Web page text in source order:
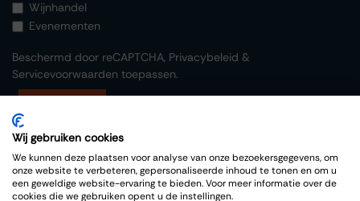
Wijnhandel
Evenementen
Beschermd door reCAPTCHA, Privacybeleid &
Servicevoorwaarden toepassen.
Wij gebruiken cookies
We kunnen deze plaatsen voor analyse van onze bezoekersgegevens, om
onze website te verbeteren, gepersonaliseerde inhoud te tonen en om u
een geweldige website-ervaring te bieden. Voor meer informatie over de
cookies die we gebruiken opent u de instellingen.